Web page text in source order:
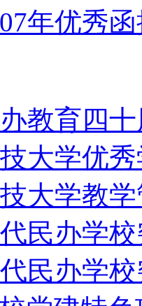
年优秀
教育四
大学优
大学教
民办学
民办学